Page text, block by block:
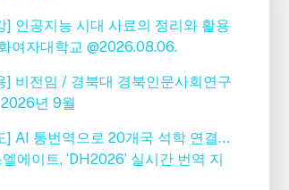
] 인공지능 시대 사료의 정리와 활용
여자대학교 @2026.08.06.
] 비전임 / 경북대 경북인문사회연구
년 9월
] AI 통번역으로 20개국 석학 연결…
에이트, ‘DH2026’ 실시간 번역 지